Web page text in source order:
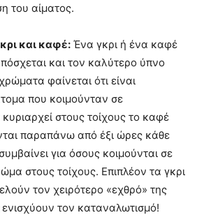
του αίματος.
και καφέ: Ένα γκρι ή ένα καφέ
και τον καλύτερο ύπνο
φαίνεται ότι είναι
που κοιμούνταν σε
στους τοίχους το καφέ
παραπάνω από έξι ώρες κάθε
για όσους κοιμούνται σε
στους τοίχους. Επιπλέον τα γκρι
τον χειρότερο «εχθρό» της
τον καταναλωτισμό!